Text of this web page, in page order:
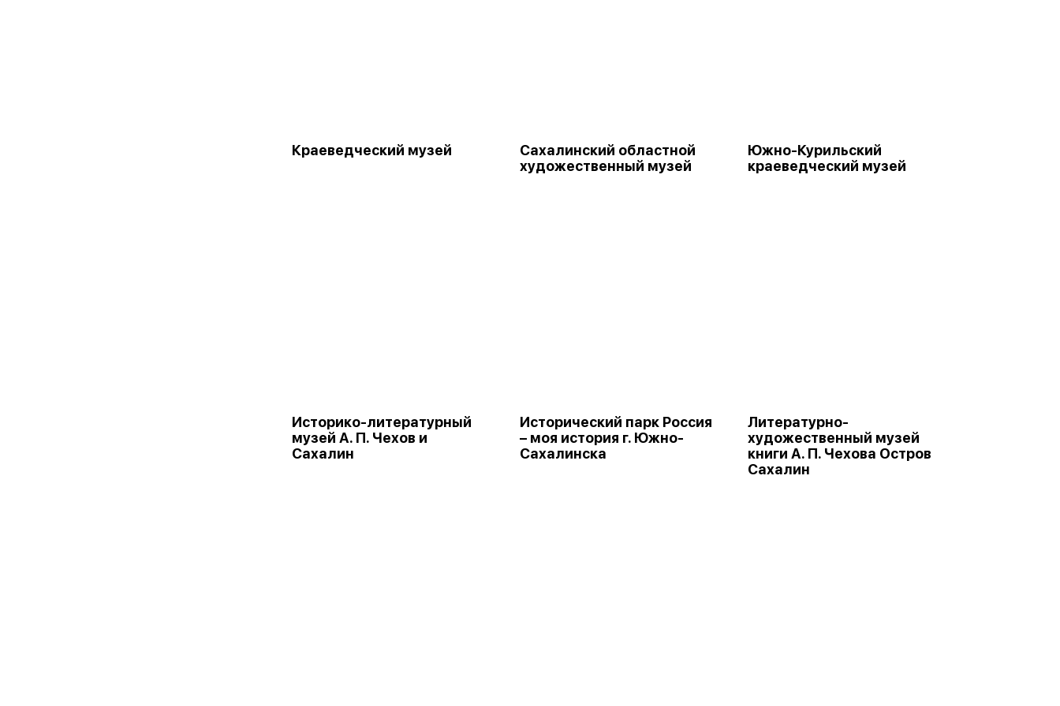
Краеведческий музей
Сахалинский областной
художественный музей
Южно-Курильский
краеведческий музей
Историко-литературный
музей А. П. Чехов и
Сахалин
Исторический парк Россия
– моя история г. Южно-
Сахалинска
Литературно-
художественный музей
книги А. П. Чехова Остров
Сахалин